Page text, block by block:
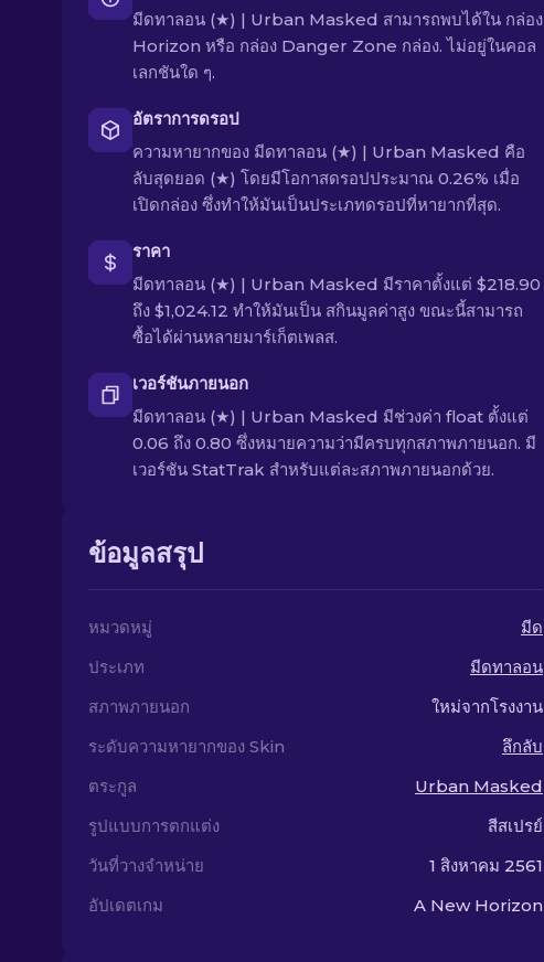
มีดทาลอน (★) | Urban Masked สามารถพบได้ใน กล่อง
Horizon หรือ กล่อง Danger Zone กล่อง. ไม่อยู่ในคอล
เลกชันใด ๆ.
อัตราการดรอป
ความหายากของ มีดทาลอน (★) | Urban Masked คือ
ลับสุดยอด (★) โดยมีโอกาสดรอปประมาณ 0.26% เมื่อ
เปิดกล่อง ซึ่งทำให้มันเป็นประเภทดรอปที่หายากที่สุด.
ราคา
มีดทาลอน (★) | Urban Masked มีราคาตั้งแต่ $218.90
ถึง $1,024.12 ทำให้มันเป็น สกินมูลค่าสูง ขณะนี้สามารถ
ซื้อได้ผ่านหลายมาร์เก็ตเพลส.
เวอร์ชันภายนอก
มีดทาลอน (★) | Urban Masked มีช่วงค่า float ตั้งแต่
0.06 ถึง 0.80 ซึ่งหมายความว่ามีครบทุกสภาพภายนอก. มี
เวอร์ชัน StatTrak สำหรับแต่ละสภาพภายนอกด้วย.
ข้อมูลสรุป
หมวดหมู่
มีด
ประเภท
มีดทาลอน
สภาพภายนอก
ใหม่จากโรงงาน
ระดับความหายากของ Skin
ลึกลับ
ตระกูล
Urban Masked
รูปแบบการตกแต่ง
สีสเปรย์
วันที่วางจำหน่าย
1 สิงหาคม 2561
อัปเดตเกม
A New Horizon